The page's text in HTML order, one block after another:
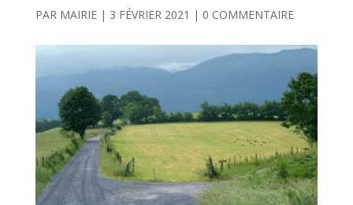
PAR MAIRIE| 3 FÉVRIER 2021 | 0 COMMENTAIRE